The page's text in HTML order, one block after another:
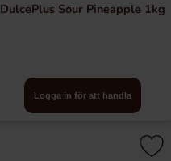
DulcePlus Sour Pineapple 1kg
Logga in för att handla